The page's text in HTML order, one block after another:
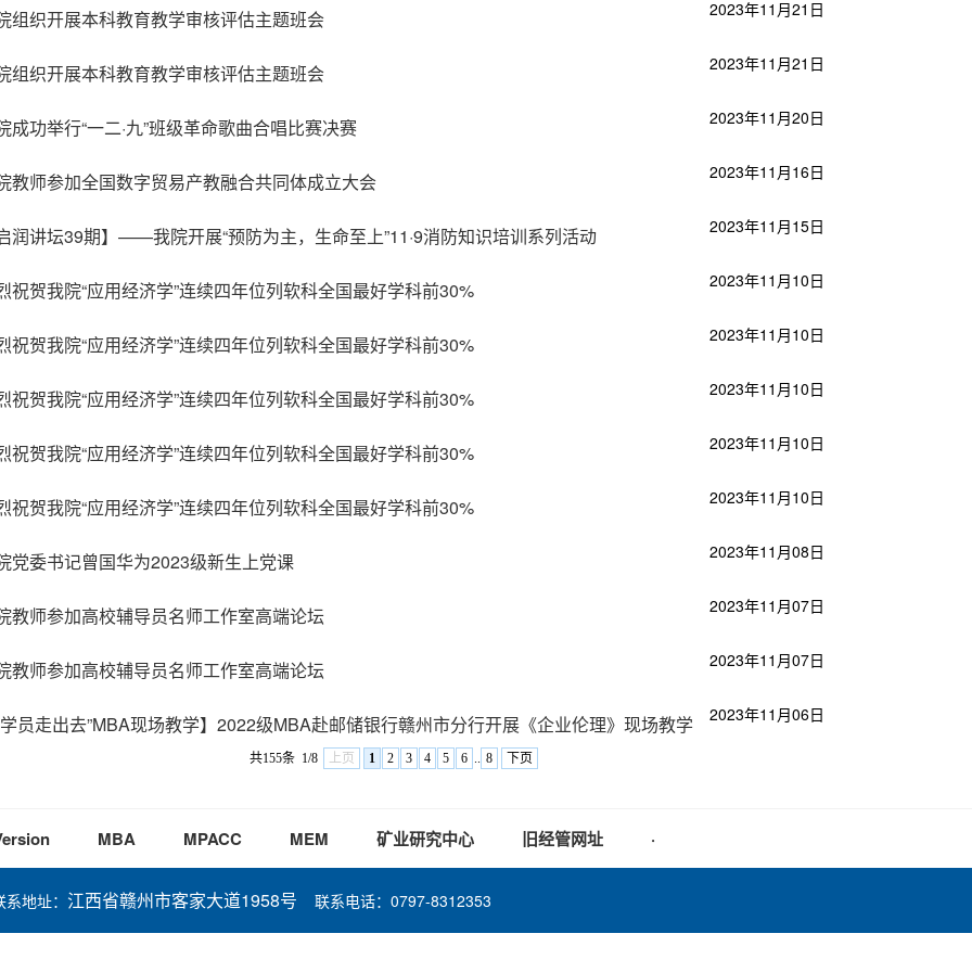
组织开展本科教育教学审核评估主题班会 2023年11月21日
组织开展本科教育教学审核评估主题班会 2023年11月21日
成功举行“一二·九”班级革命歌曲合唱比赛决赛 2023年11月20日
教师参加全国数字贸易产教融合共同体成立大会 2023年11月16日
润讲坛39期】——我院开展“预防为主，生命至上”11·9消防知识培训系列活动 2023年11月15日
祝贺我院“应用经济学”连续四年位列软科全国最好学科前30% 2023年11月10日
祝贺我院“应用经济学”连续四年位列软科全国最好学科前30% 2023年11月10日
祝贺我院“应用经济学”连续四年位列软科全国最好学科前30% 2023年11月10日
祝贺我院“应用经济学”连续四年位列软科全国最好学科前30% 2023年11月10日
祝贺我院“应用经济学”连续四年位列软科全国最好学科前30% 2023年11月10日
党委书记曾国华为2023级新生上党课 2023年11月08日
教师参加高校辅导员名师工作室高端论坛 2023年11月07日
教师参加高校辅导员名师工作室高端论坛 2023年11月07日
员走出去”MBA现场教学】2022级MBA赴邮储银行赣州市分行开展《企业伦理》现场教学 2023年11月06日
共155条 1/8 上页 1 2 3 4 5 6 .. 8 下页
MBA MPACC MEM 矿业研究中心 旧经管网址 ·
系地址： 江西省赣州市客家大道1958号 联系电话：0797-8312353